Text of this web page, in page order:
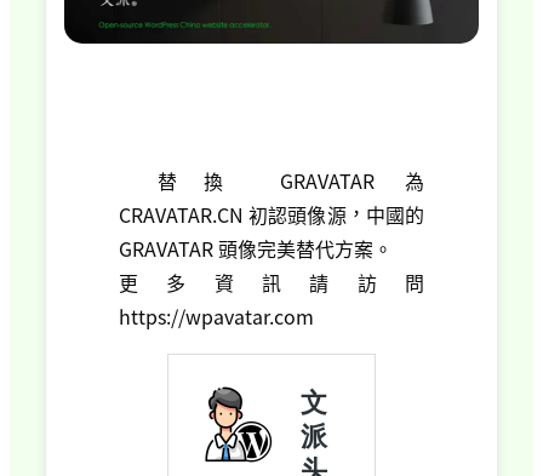
替換 GRAVATAR 為
CRAVATAR.CN 初認頭像源，中國的
GRAVATAR 頭像完美替代方案。
更多資訊請訪問
https://wpavatar.com